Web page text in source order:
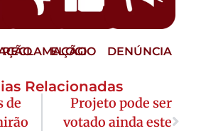
RECLAMAÇÃO
ELOGIO DENÚNCIA
Relacionadas
de
Projeto pode ser
votado ainda este